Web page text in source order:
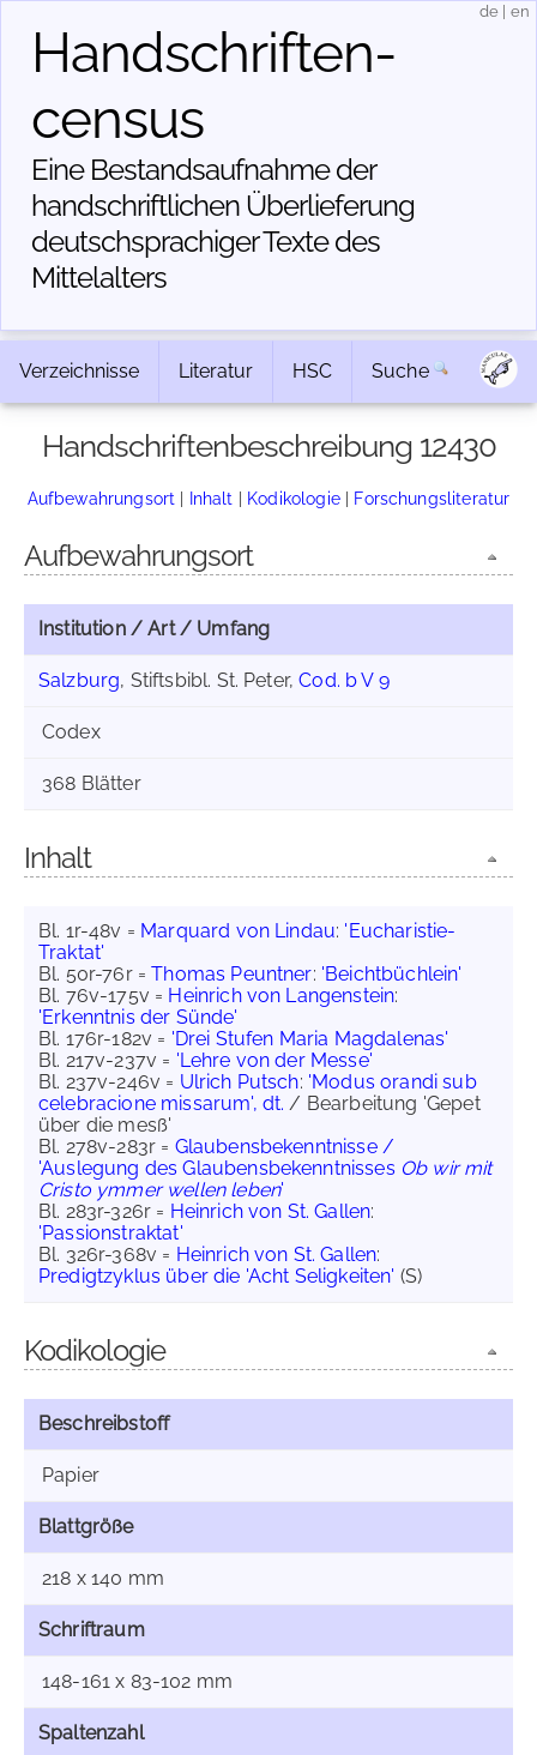
Handschriften­
census
Eine Bestandsaufnahme der
handschriftlichen Über­lieferung
deutschsprachiger Texte des
Mittelalters
de en
Verzeichnisse Literatur HSC Suche
Handschriftenbeschreibung 12430
Aufbewahrungsort | Inhalt | Kodikologie| Forschungsliteratur
Aufbewahrungsort
Institution / Art / Umfang
Salzburg, Stiftsbibl. St. Peter,Cod. b V 9
Codex
368 Blätter
Inhalt
Bl. 1r-48v = Marquard von Lindau: 'Eucharistie-
Traktat'
Bl. 50r-76r =Thomas Peuntner: 'Beichtbüchlein'
Bl. 76v-175v = Heinrich von Langenstein:
'Erkenntnis der Sünde'
Bl. 176r-182v = 'Drei Stufen Maria Magdalenas'
Bl. 217v-237v = 'Lehre von der Messe'
Bl. 237v-246v = Ulrich Putsch: 'Modus orandi sub
celebracione missarum', dt. / Bearbeitung 'Gepet
über die mesß'
Bl. 278v-283r = Glaubensbekenntnisse /
'Auslegung des Glaubensbekenntnisses Ob wir mit
Cristo ymmer wellen leben'
Bl. 283r-326r = Heinrich von St. Gallen:
'Passionstraktat'
Bl. 326r-368v = Heinrich von St. Gallen:
Predigtzyklus über die 'Acht Seligkeiten' (S)
Kodikologie
Beschreibstoff
Papier
Blattgröße
218 x 140 mm
Schriftraum
148-161 x 83-102 mm
Spaltenzahl